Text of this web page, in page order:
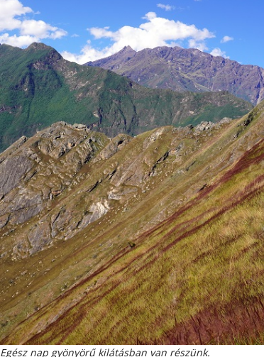
Egész nap gyönyörű kilátásban van részünk.